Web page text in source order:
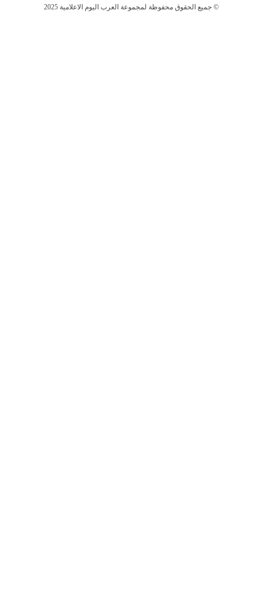
جميع الحقوق محفوظة لمجموعة العرب اليوم الاعلامية 2025 ©